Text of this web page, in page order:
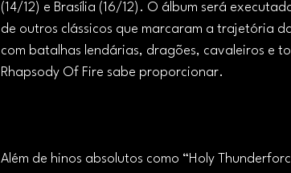
(14/12) e Brasília (16/12). O álbum será
de outros clássicos que marcaram a trajetória
com batalhas lendárias, dragões, cavaleiros e
Rhapsody Of Fire sabe proporcionar.
Além de hinos absolutos como “Holy